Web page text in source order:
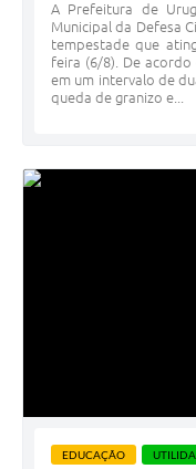
A Prefeitura de
Municipal da Defesa
tempestade que
feira (6/8). De
em um intervalo de
queda de granizo e...
EDUCAÇÃO